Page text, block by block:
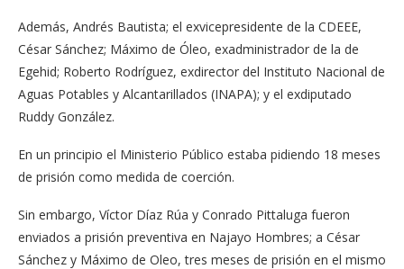
Además, Andrés Bautista; el exvicepresidente de la CDEEE,
César Sánchez; Máximo de Óleo, exadministrador de la de
Egehid; Roberto Rodríguez, exdirector del Instituto Nacional de
Aguas Potables y Alcantarillados (INAPA); y el exdiputado
Ruddy González.
En un principio el Ministerio Público estaba pidiendo 18 meses
de prisión como medida de coerción.
Sin embargo, Víctor Díaz Rúa y Conrado Pittaluga fueron
enviados a prisión preventiva en Najayo Hombres; a César
Sánchez y Máximo de Oleo, tres meses de prisión en el mismo